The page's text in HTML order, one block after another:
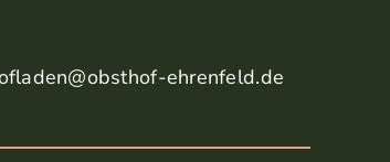
ehrenfeld.de